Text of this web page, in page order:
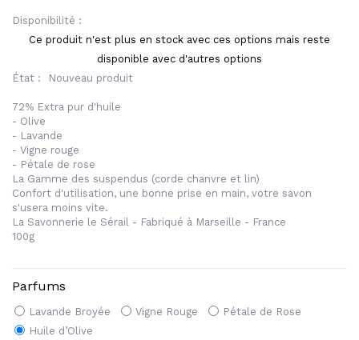
Disponibilité :
Ce produit n'est plus en stock avec ces options mais reste
disponible avec d'autres options
État :
Nouveau produit
72% Extra pur d'huile
- Olive
- Lavande
- Vigne rouge
- Pétale de rose
La Gamme des suspendus (corde chanvre et lin)
Confort d'utilisation, une bonne prise en main, votre savon
s'usera moins vite.
La Savonnerie le Sérail - Fabriqué à Marseille - France
100g
Parfums
Lavande Broyée Vigne Rouge
Pétale de Rose
Huile d’Olive